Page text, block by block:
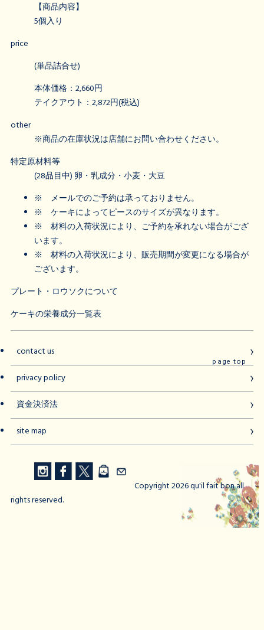
【商品内容】
5個入り
price
(単品詰合せ)
本体価格：2,660円
テイクアウト：2,872円(税込)
other
※商品の在庫状況は店舗にお問い合わせください。
特定原材料等
(28品目中) 卵・乳成分・小麦・大豆
※ メールでのご予約は承っておりません。
※ ケーキによってピースのサイズが異なります。
※ 材料の入荷状況により、ご予約を承れない場合がござ
います。
※ 材料の入荷状況により、販売期間が変更になる場合が
ございます。
プレート・ロウソクについて
ケーキの栄養成分一覧表
page top
contact us
privacy policy
資金決済法
site map
Copyright 2026 qu'il fait bon all
rights reserved.